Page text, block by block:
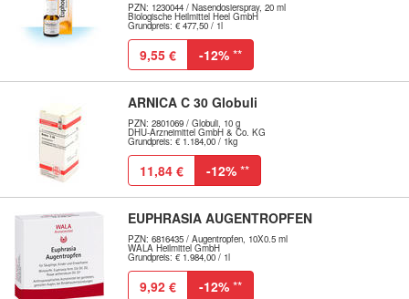
PZN: 1230044 / Nasendosierspray, 20 ml
Biologische Heilmittel Heel GmbH
Grundpreis: € 477,50 / 1l
9,55 € -12% **
ARNICA C 30 Globuli
PZN: 2801069 / Globuli, 10 g
DHU-Arzneimittel GmbH & Co. KG
Grundpreis: € 1.184,00 / 1kg
11,84 € -12% **
EUPHRASIA AUGENTROPFEN
PZN: 6816435 / Augentropfen, 10X0.5 ml
WALA Heilmittel GmbH
Grundpreis: € 1.984,00 / 1l
9,92 € -12% **